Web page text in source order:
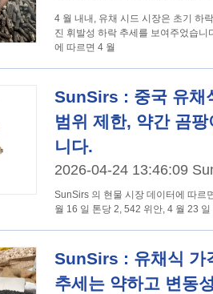
4 월 내내, 유채 시드 시장은 초기 하
진 휘발성 하락 추세를 보여주었습
에 따르면 4 월
SunSirs : 중국 유채
범위 제한, 약간 곰
니다.
2026-04-24 13:46:09
SunSirs 의 현물 시장 데이터에 따르
월 16 일 톤당 2, 542 위안, 4 월 23 일
SunSirs : 유채식 가
추세는 약하고 변동